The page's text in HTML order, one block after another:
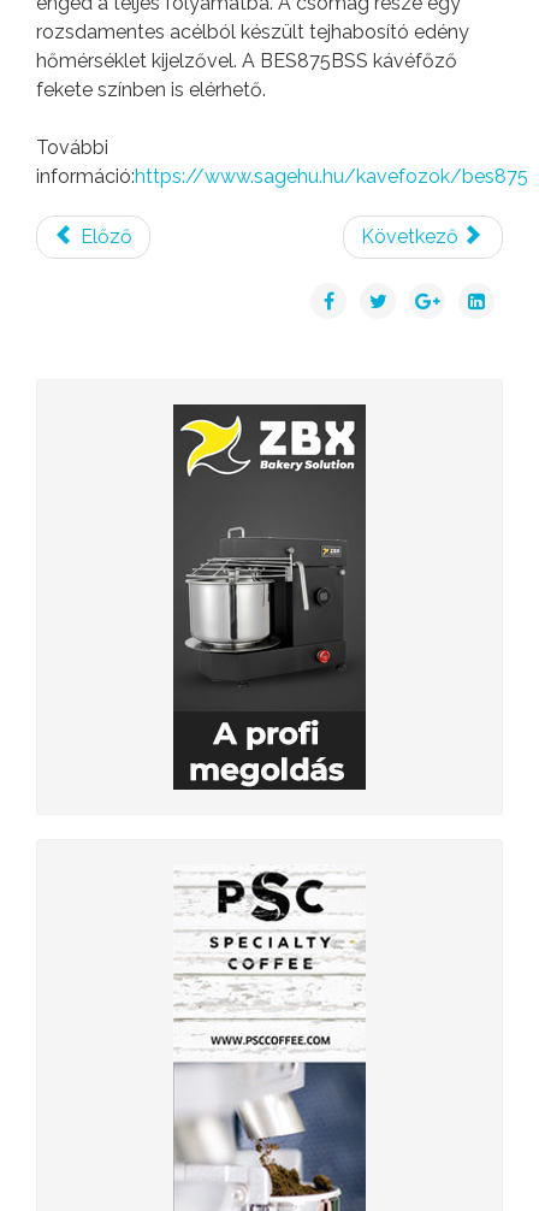
rozsdamentes acélból készült tejhabosító edény
hőmérséklet kijelzővel. A BES875BSS kávéfőző
fekete színben is elérhető.
További
információ:https://www.sagehu.hu/kavefozok/bes875
Előző Következő